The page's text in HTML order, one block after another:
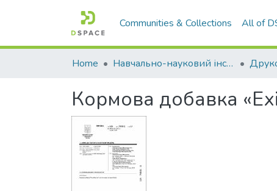
Communities & Collections All of
Home Навчально-науковий інститут агротехнологій, селекції та екології
Кормова добавка